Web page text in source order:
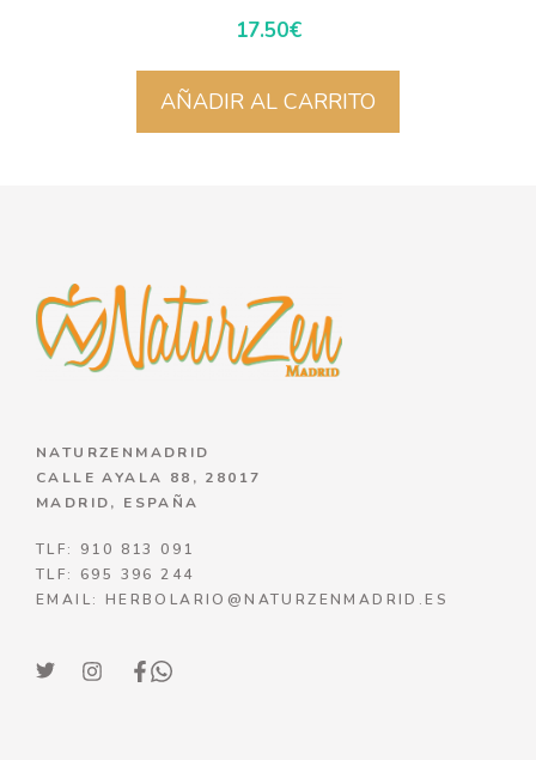
17.50€
AÑADIR AL CARRITO
NATURZENMADRID
CALLE AYALA 88, 28017
MADRID, ESPAÑA
TLF: 910 813 091
TLF: 695 396 244
EMAIL: HERBOLARIO@NATURZENMADRID.ES